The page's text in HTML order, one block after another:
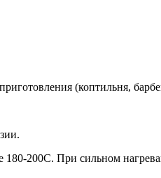
(коптильня,
200С. При сильном